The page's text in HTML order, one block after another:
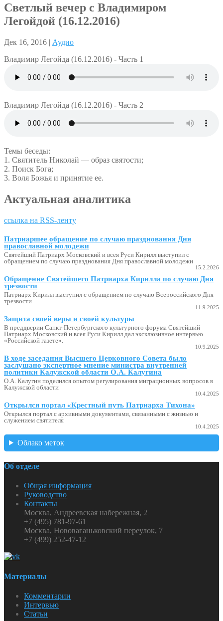
Светлый вечер с Владимиром
Легойдой (16.12.2016)
Дек 16, 2016 | Аудио
Владимир Легойда (16.12.2016) - Часть 1
Владимир Легойда (16.12.2016) - Часть 2
Темы беседы:
1. Святитель Николай — образ святости;
2. Поиск Бога;
3. Воля Божья и принятие ее.
Актуальная аналитика
ссылка на RSS-ленту
Патриаршее обращение по случаю празднования Дня
православной молодежи
Святейший Патриарх Московский и всея Руси Кирилл выступил с
обращением по случаю празднования Дня православной молодежи
15.2.2026
Обращение Святейшего Патриарха Кирилла по случаю Дня
трезвости
Патриарх Кирилл выступил с обращением по случаю Всероссийского Дня
трезвости
11.9.2025
Защита своей веры и своей культуры
В преддверии Санкт-Петербургского культурного форума Святейший
Патриарх Московский и всея Руси Кирилл дал эксклюзивное интервью
«Российской газете».
10.9.2025
В ходе заседания Высшего Церковного Совета было
заслушано экспертное мнение министра внутренней
политики Калужской области О.А. Калугина
О.А. Калугин поделился опытом регулирования миграционных вопросов в
Калужской области
10.4.2025
Открылся портал «Крестный путь Патриарха Тихона»
Открылся портал с архивными документами, связанными с жизнью и
служением святителя
10.4.2025
Облако меток
Об отделе
Общая информация
Руководство
Контакты
Москва, Андреевская набережная, 2
+7 (495) 781-97-61
Москва, Нововаганьковский переулок, 7
+7 (499) 252-47-12
Материалы
Комментарии
Интервью
Статьи